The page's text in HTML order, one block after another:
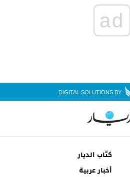
ad
DIGITAL SOLUTIONS BY
كتّاب الديار
أخبار عربية